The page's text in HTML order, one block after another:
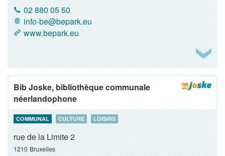
02 880 05 50
info-be@bepark.eu
www.bepark.eu
Bib Joske, bibliothèque communale
néerlandophone
COMMUNAL CULTURE LOISIRS
rue de la Limite 2
1210 Bruxelles